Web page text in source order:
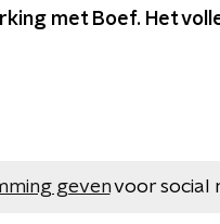
met Boef. Het
gevenvoor social